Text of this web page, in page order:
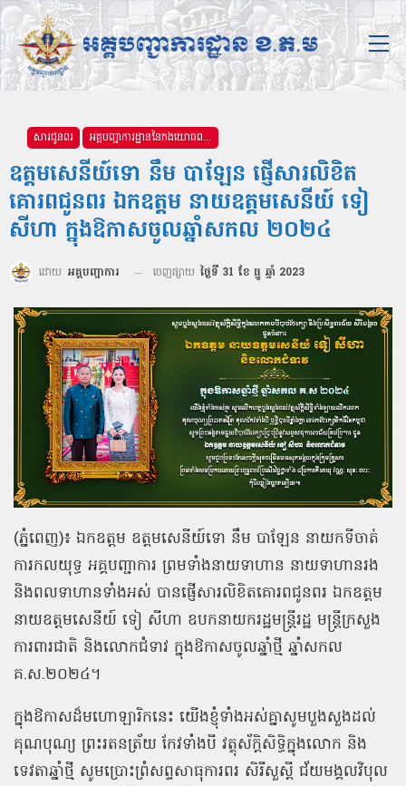
សារជូនពរ អគ្គបញ្ជាការដ្ឋាននៃកងយោធពលខេមរភូមិន្ទ
ឧត្តមសេនីយ៍ទោ នឹម បាឡែន ផ្ញើសារលិខិត
គោរពជូនពរ ឯកឧត្ដម នាយឧត្ដមសេនីយ៍ ទៀ
សីហា ក្នុងឱកាសចូលឆ្នាំសកល ២០២៤
ដោយ អគ្គបញ្ជាការ ចេញផ្សាយ ថ្ងៃទី 31 ខែ ធ្នូ ឆ្នាំ 2023
(ភ្នំពេញ)៖ ឯកឧត្ដម ឧត្តមសេនីយ៍ទោ នឹម បាឡែន នាយកទីចាត់
ការកលយុទ្ធ អគ្គបញ្ជាការ ព្រមទាំងនាយទាហាន នាយទាហានរង
និងពលទាហានទាំងអស់ បានផ្ញើសារលិខិតគោរពជូនពរ ឯកឧត្ដម
នាយឧត្ដមសេនីយ៍ ទៀ សីហា ឧបកនាយករដ្ឋមន្ត្រីរដ្ឋ មន្ត្រីក្រសួង
ការពារជាតិ និងលោកជំទាវ ក្នុងឱកាសចូលឆ្នាំថ្មី ឆ្នាំសកល
គ.ស.២០២៤។
ក្នុងឱកាសដ៏មហោឡារិកនេះ យើងខ្ញុំទាំងអស់គ្នាសូមបួងសួងដល់
គុណបុណ្យ ព្រះរតនត្រ័យ កែវទាំងបី វត្ថុស័ក្ដិសិទ្ធិក្នុងលោក និង
ទេវតាឆ្នាំថ្មី សូមប្រោះព្រំសព្ទសាធុការពរ សិរីសួស្ដី ជ័យមង្គលវិបុល